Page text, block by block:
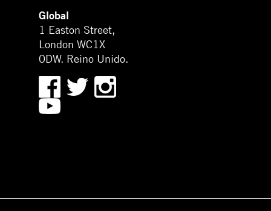
Global
1 Easton Street,
London WC1X
0DW. Reino Unido.